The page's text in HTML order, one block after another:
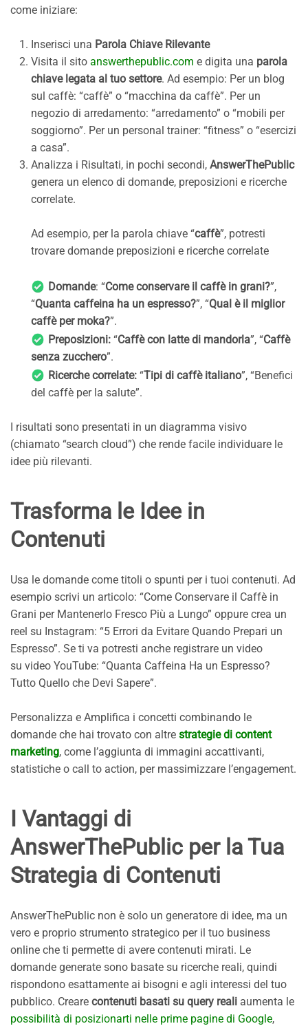
come iniziare:
Inserisci una Parola Chiave Rilevante
Visita il sito answerthepublic.com e digita una parola
chiave legata al tuo settore. Ad esempio: Per un blog
sul caffè: “caffè” o “macchina da caffè”. Per un
negozio di arredamento: “arredamento” o “mobili per
soggiorno”. Per un personal trainer: “fitness” o “esercizi
a casa”.
Analizza i Risultati, in pochi secondi, AnswerThePublic
genera un elenco di domande, preposizioni e ricerche
correlate.
Ad esempio, per la parola chiave “caffè”, potresti
trovare domande preposizioni e ricerche correlate
Domande: “Come conservare il caffè in grani?”,
“Quanta caffeina ha un espresso?”, “Qual è il miglior
caffè per moka?”.
Preposizioni: “Caffè con latte di mandorla”, “Caffè
senza zucchero”.
Ricerche correlate: “Tipi di caffè italiano”, “Benefici
del caffè per la salute”.
I risultati sono presentati in un diagramma visivo
(chiamato “search cloud”) che rende facile individuare le
idee più rilevanti.
Trasforma le Idee in
Contenuti
Usa le domande come titoli o spunti per i tuoi contenuti. Ad
esempio scrivi un articolo: “Come Conservare il Caffè in
Grani per Mantenerlo Fresco Più a Lungo” oppure crea un
reel su Instagram: “5 Errori da Evitare Quando Prepari un
Espresso”. Se ti va potresti anche registrare un video
su video YouTube: “Quanta Caffeina Ha un Espresso?
Tutto Quello che Devi Sapere”.
Personalizza e Amplifica i concetti combinando le
domande che hai trovato con altre strategie di content
marketing, come l’aggiunta di immagini accattivanti,
statistiche o call to action, per massimizzare l’engagement.
I Vantaggi di
AnswerThePublic per la Tua
Strategia di Contenuti
AnswerThePublic non è solo un generatore di idee, ma un
vero e proprio strumento strategico per il tuo business
online che ti permette di avere contenuti mirati. Le
domande generate sono basate su ricerche reali, quindi
rispondono esattamente ai bisogni e agli interessi del tuo
pubblico. Creare contenuti basati su query reali aumenta le
possibilità di posizionarti nelle prime pagine di Google,